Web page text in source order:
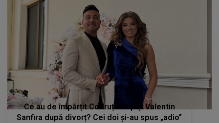
Ce au de împărțit Codruța Filip și Valentin
Sanfira după divorț? Cei doi și-au spus „adio”